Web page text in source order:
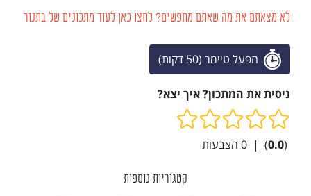
לא מצאתם את מה שאתם מחפשים? לחצו כאן לעוד מתכונים של בתנור
הפעל טיימר (50 דקות)
ניסית את המתכון? איך יצא?
(
0.0
)
|
0 הצבעות
קטגוריות נוספות